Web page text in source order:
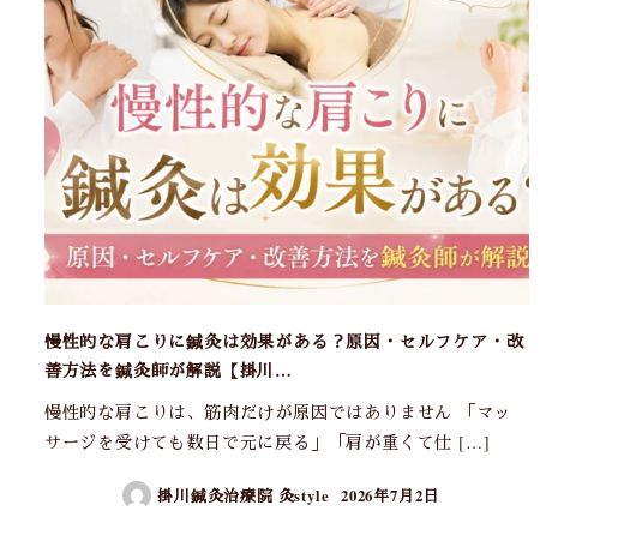
慢性的な肩こりに鍼灸は効果がある？原因・セルフケア・改
善方法を鍼灸師が解説【掛川…
慢性的な肩こりは、筋肉だけが原因ではありません 「マッ
サージを受けても数日で元に戻る」「肩が重くて仕 […]
掛川鍼灸治療院 灸style 2026年7月2日